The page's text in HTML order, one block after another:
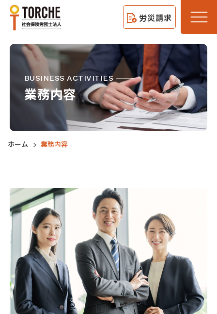
労災請求
BUSINESS ACTIVITIES
業務内容
ホーム 業務内容